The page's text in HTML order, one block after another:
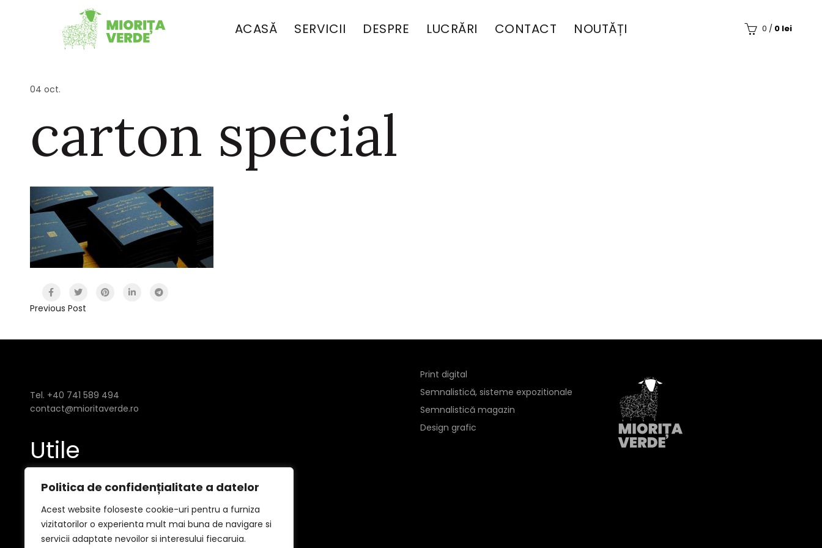
Politica de confidențialitate a datelor
Acest website foloseste cookie-uri pentru a furniza
vizitatorilor o experienta mult mai buna de navigare si
servicii adaptate nevoilor si interesului fiecaruia.
ACASĂ SERVICII DESPRE LUCRĂRI CONTACT NOUTĂȚI 0 / 0 lei
04 oct.
carton special
Previous Post
Tel. +40 741 589 494
contact@mioritaverde.ro
Utile
Politica de confidențialitate
GDPR
Print digital
Semnalistică, sisteme expozitionale
Semnalistică magazin
Design grafic